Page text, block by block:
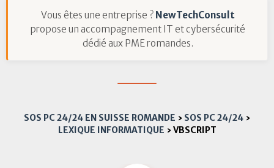
Vous êtes une entreprise ? NewTechConsult
propose un accompagnement IT et cybersécurité
dédié aux PME romandes.
SOS PC 24/24 EN SUISSE ROMANDE › SOS PC 24/24 ›
LEXIQUE INFORMATIQUE › VBSCRIPT